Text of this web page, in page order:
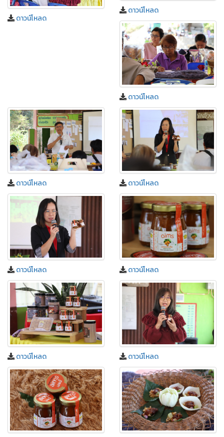
ดาวน์โหลด
ดาวน์โหลด
ดาวน์โหลด
ดาวน์โหลด ดาวน์โหลด
ดาวน์โหลด ดาวน์โหลด
ดาวน์โหลด ดาวน์โหลด